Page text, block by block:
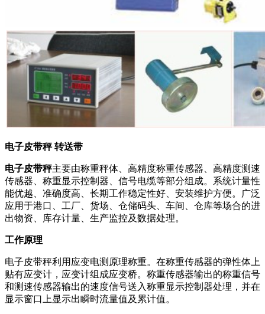
电子皮带秤 转送带
电子皮带秤主要由称重秤体、高精度称重传感器、高精度测速
传感器、称重显示控制器、信号电缆等部分组成。系统计量性
能优越、准确度高、长期工作稳定性好、安装维护方便。广泛
应用于港口、工厂、货场、仓储码头、车间、仓库等场合的进
出物资、库存计量、生产监控及数据处理。
工作原理
电子皮带秤利用应变电测原理称重。在称重传感器的弹性体上
贴有应变计，应变计组成应变桥。称重传感器输出的称重信号
和测速传感器输出的速度信号送入称重显示控制器处理，并在
显示窗口上显示出瞬时流量值及累计值。